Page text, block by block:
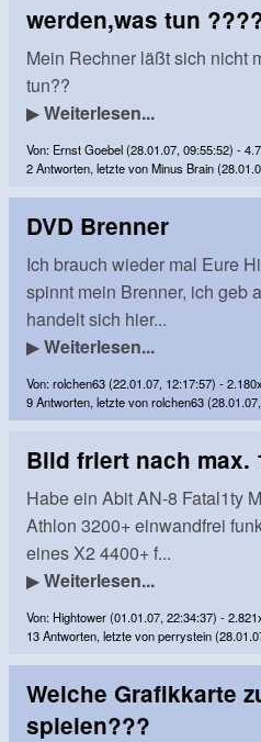
werden,was tun
Mein Rechner läßt sich nicht
tun??
▶Weiterlesen...
Von: Ernst Goebel (28.01.07, 09:55:52) -
2 Antworten, letzte von Minus Brain
DVD Brenner
Ich brauch wieder mal Eure
spinnt mein Brenner, ich geb
handelt sich hier...
▶Weiterlesen...
Von: rolchen63 (22.01.07, 12:17:57) -
9 Antworten, letzte von rolchen63
Bild friert nach max.
Habe ein Abit AN-8 Fatal1ty
Athlon 3200+ einwandfrei
eines X2 4400+ f...
▶Weiterlesen...
Von: Hightower (01.01.07, 22:34:37) -
13 Antworten, letzte von perrystein
Welche Grafikkarte
spielen???